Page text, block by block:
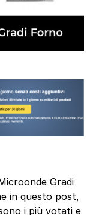
Gradi
in questo post,
i più votati e